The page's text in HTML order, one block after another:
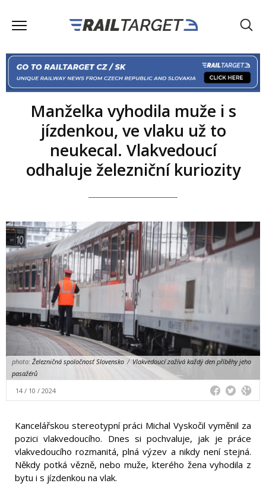
Manželka vyhodila muže i s
jízdenkou, ve vlaku už to
neukecal. Vlakvedoucí
odhaluje železniční kuriozity
photo: Železničná spoločnosť Slovensko / Vlakvedoucí zažívá každý den příběhy jeho
pasažérů
14 / 10 / 2024
Kancelářskou stereotypní práci Michal Vyskočil vyměnil za
pozici vlakvedoucího. Dnes si pochvaluje, jak je práce
vlakvedoucího rozmanitá, plná výzev a nikdy není stejná.
Někdy potká vězně, nebo muže, kterého žena vyhodila z
bytu i s jízdenkou na vlak.